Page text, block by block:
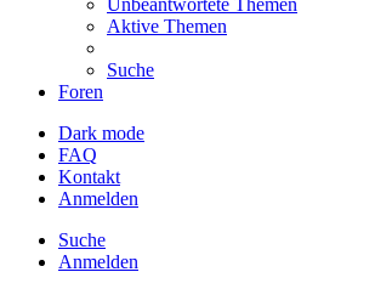
Aktive Themen
Suche
Foren
Dark mode
FAQ
Kontakt
Anmelden
Suche
Anmelden